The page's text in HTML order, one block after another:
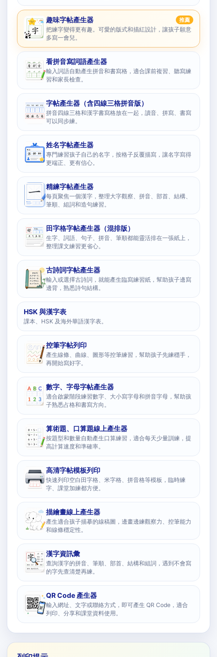
趣味字帖產生器 推薦
把練字變得更有趣。可愛的版式和描紅設計，讓孩子願意
多寫一會兒。
看拼音寫詞語產生器
輸入詞語自動產生拼音和書寫格，適合課前複習、聽寫練
習和家長檢查。
字帖產生器（含四線三格拼音版）
拼音四線三格和漢字書寫格放在一起，讀音、拼寫、書寫
可以同步練。
姓名字帖產生器
專門練習孩子自己的名字，按格子反覆描寫，讓名字寫得
更端正、更有信心。
精練字帖產生器
每頁聚焦一個漢字，整理大字觀察、拼音、部首、結構、
筆順、組詞和造句練習。
田字格字帖產生器（混排版）
生字、詞語、句子、拼音、筆順都能靈活排在一張紙上，
整理課文練習更省心。
古詩詞字帖產生器
輸入或選擇古詩詞，就能產生臨寫練習紙，幫助孩子邊寫
邊背，熟悉詩句結構。
HSK 與漢字表
課本、HSK 及海外華語漢字表。
控筆字帖列印
產生線條、曲線、圖形等控筆練習，幫助孩子先練穩手，
再開始寫好字。
數字、字母字帖產生器
適合啟蒙階段練習數字、大小寫字母和拼音字母，幫助孩
子熟悉占格和書寫方向。
算術題、口算題線上產生器
按題型和數量自動產生口算練習，適合每天少量訓練，提
高計算速度和準確率。
高清字帖模板列印
快速列印空白田字格、米字格、拼音格等模板，臨時練
字、課堂加練都方便。
描繪畫線上產生器
產生適合孩子描摹的線稿圖，邊畫邊練觀察力、控筆能力
和線條穩定性。
漢字資訊彙
查詢漢字的拼音、筆順、部首、結構和組詞，遇到不會寫
的字先查清楚再練。
QR Code 產生器
輸入網址、文字或聯絡方式，即可產生 QR Code，適合
列印、分享和課堂資料使用。